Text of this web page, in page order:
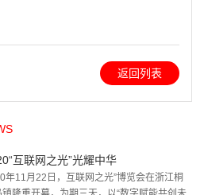
返回列表
互联网之光”光耀中华
年11月22日，互联网之光”博览会在浙江桐